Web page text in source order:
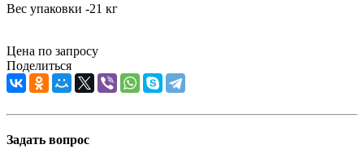
Вес упаковки -21 кг
Цена по запросу
Поделиться
Задать вопрос